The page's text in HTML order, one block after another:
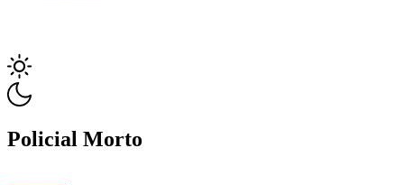
Policial Morto